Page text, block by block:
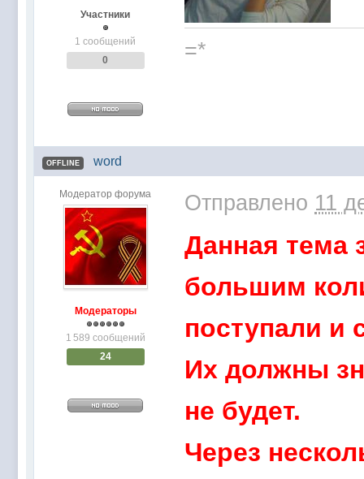
Участники
1 сообщений
0
=*
OFFLINE word
Модератор форума
Модераторы
1 589 сообщений
24
Отправлено 11
Данная тема
большим
поступали и
Их должны
не будет.
Через